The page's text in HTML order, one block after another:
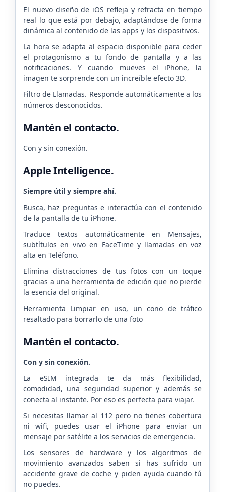
El nuevo diseño de iOS refleja y refracta en tiempo
real lo que está por debajo, adaptándose de forma
dinámica al contenido de las apps y los dispositivos.
La hora se adapta al espacio disponible para ceder
el protagonismo a tu fondo de pantalla y a las
notificaciones. Y cuando mueves el iPhone, la
imagen te sorprende con un increíble efecto 3D.
Filtro de Llamadas. Responde automáticamente a los
números desconocidos.
Mantén el contacto.
Con y sin conexión.
Apple Intelligence.
Siempre útil y siempre ahí.
Busca, haz preguntas e interactúa con el contenido
de la pantalla de tu iPhone.
Traduce textos automáticamente en Mensajes,
subtítulos en vivo en FaceTime y llamadas en voz
alta en Teléfono.
Elimina distracciones de tus fotos con un toque
gracias a una herramienta de edición que no pierde
la esencia del original.
Herramienta Limpiar en uso, un cono de tráfico
resaltado para borrarlo de una foto
Mantén el contacto.
Con y sin conexión.
La eSIM integrada te da más flexibilidad,
comodidad, una seguridad superior y además se
conecta al instante. Por eso es perfecta para viajar.
Si necesitas llamar al 112 pero no tienes cobertura
ni wifi, puedes usar el iPhone para enviar un
mensaje por satélite a los servicios de emergencia.
Los sensores de hardware y los algoritmos de
movimiento avanzados saben si has sufrido un
accidente grave de coche y piden ayuda cuando tú
no puedes.